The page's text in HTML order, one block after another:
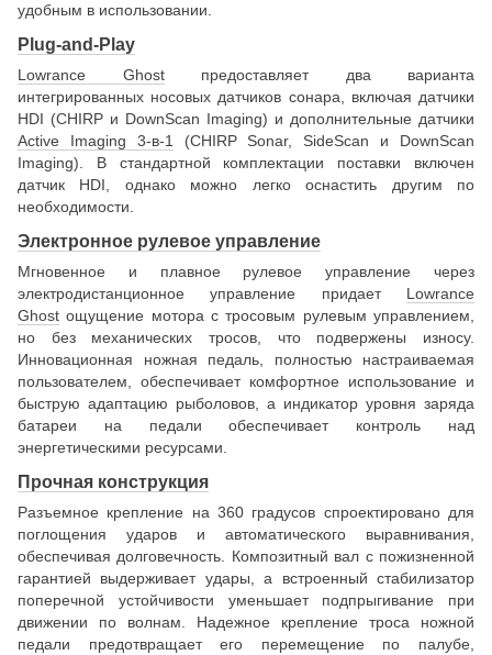
удобным в использовании.
Plug-and-Play
Lowrance Ghostпредоставляет два варианта
интегрированных носовых датчиков сонара, включая датчики
HDI (CHIRP и DownScan Imaging) и дополнительные датчики
Active Imaging 3-в-1
(CHIRP Sonar, SideScan и DownScan
Imaging). В стандартной комплектации поставки включен
датчик HDI, однако можно легко оснастить другим по
необходимости.
Электронное рулевое управление
Мгновенное и плавное рулевое управление через
электродистанционное управление придает Lowrance
Ghost ощущение мотора с тросовым рулевым управлением,
но без механических тросов, что подвержены износу.
Инновационная ножная педаль, полностью настраиваемая
пользователем, обеспечивает комфортное использование и
быструю адаптацию рыболовов, а индикатор уровня заряда
батареи на педали обеспечивает контроль над
энергетическими ресурсами.
Прочная конструкция
Разъемное крепление на 360 градусов спроектировано для
поглощения ударов и автоматического выравнивания,
обеспечивая долговечность. Композитный вал с пожизненной
гарантией выдерживает удары, а встроенный стабилизатор
поперечной устойчивости уменьшает подпрыгивание при
движении по волнам. Надежное крепление троса ножной
педали предотвращает его перемещение по палубе,